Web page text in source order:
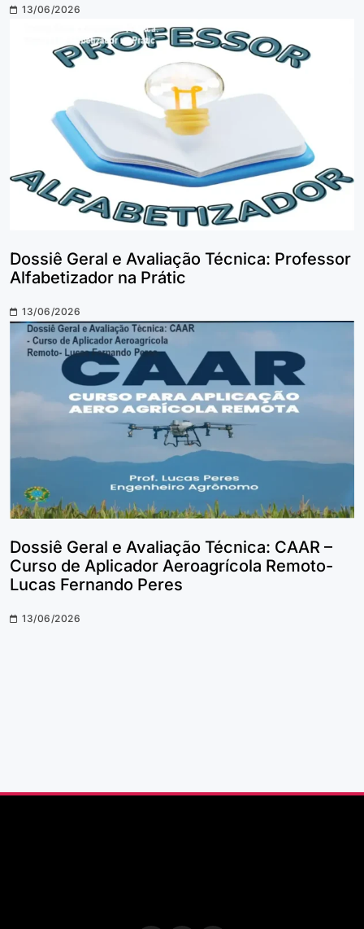
13/06/2026
Dossiê Geral e Avaliação Técnica: Professor
Alfabetizador na Prátic
13/06/2026
Dossiê Geral e Avaliação Técnica: CAAR –
Curso de Aplicador Aeroagrícola Remoto-
Lucas Fernando Peres
13/06/2026